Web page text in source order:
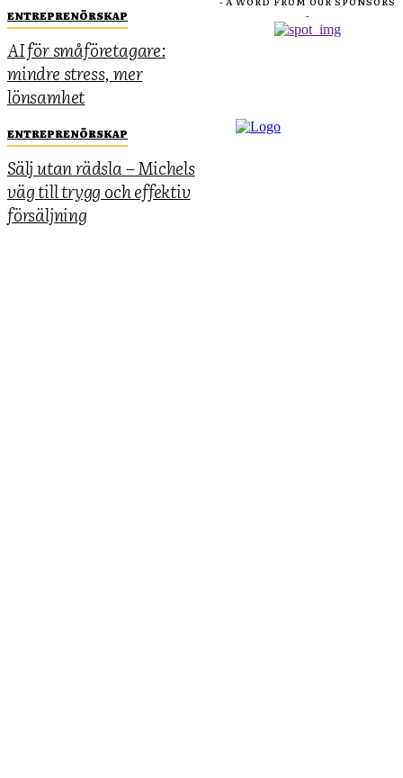
ENTREPRENÖRSKAP
AI för småföretagare:
mindre stress, mer
lönsamhet
ENTREPRENÖRSKAP
Sälj utan rädsla – Michels
väg till trygg och effektiv
försäljning
-